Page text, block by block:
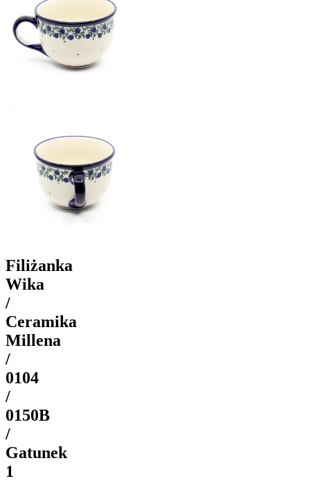
Filiżanka
Wika
/
Ceramika
Millena
/
0104
/
0150B
/
Gatunek
1